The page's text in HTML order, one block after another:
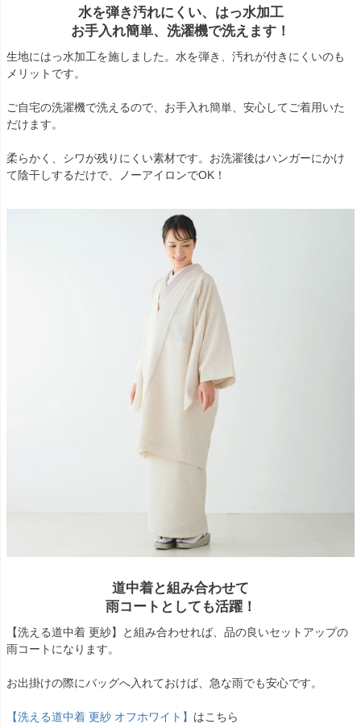
水を弾き汚れにくい、はっ水加工
お手入れ簡単、洗濯機で洗えます！
生地にはっ水加工を施しました。水を弾き、汚れが付きにくいのも
メリットです。
ご自宅の洗濯機で洗えるので、お手入れ簡単、安心してご着用いた
だけます。
柔らかく、シワが残りにくい素材です。お洗濯後はハンガーにかけ
て陰干しするだけで、ノーアイロンでOK！
道中着と組み合わせて
雨コートとしても活躍！
【洗える道中着 更紗】と組み合わせれば、品の良いセットアップの
雨コートになります。
お出掛けの際にバッグへ入れておけば、急な雨でも安心です。
【洗える道中着 更紗 オフホワイト】 はこちら